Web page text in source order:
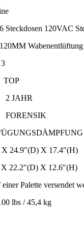
120VAC
X 17.4″(H)
X 12.6″(H)
Palette versendet
/ 45,4 kg